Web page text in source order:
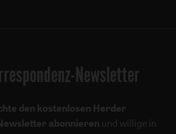
Newsletter
den kostenlosen Herder
abonnieren und willige in